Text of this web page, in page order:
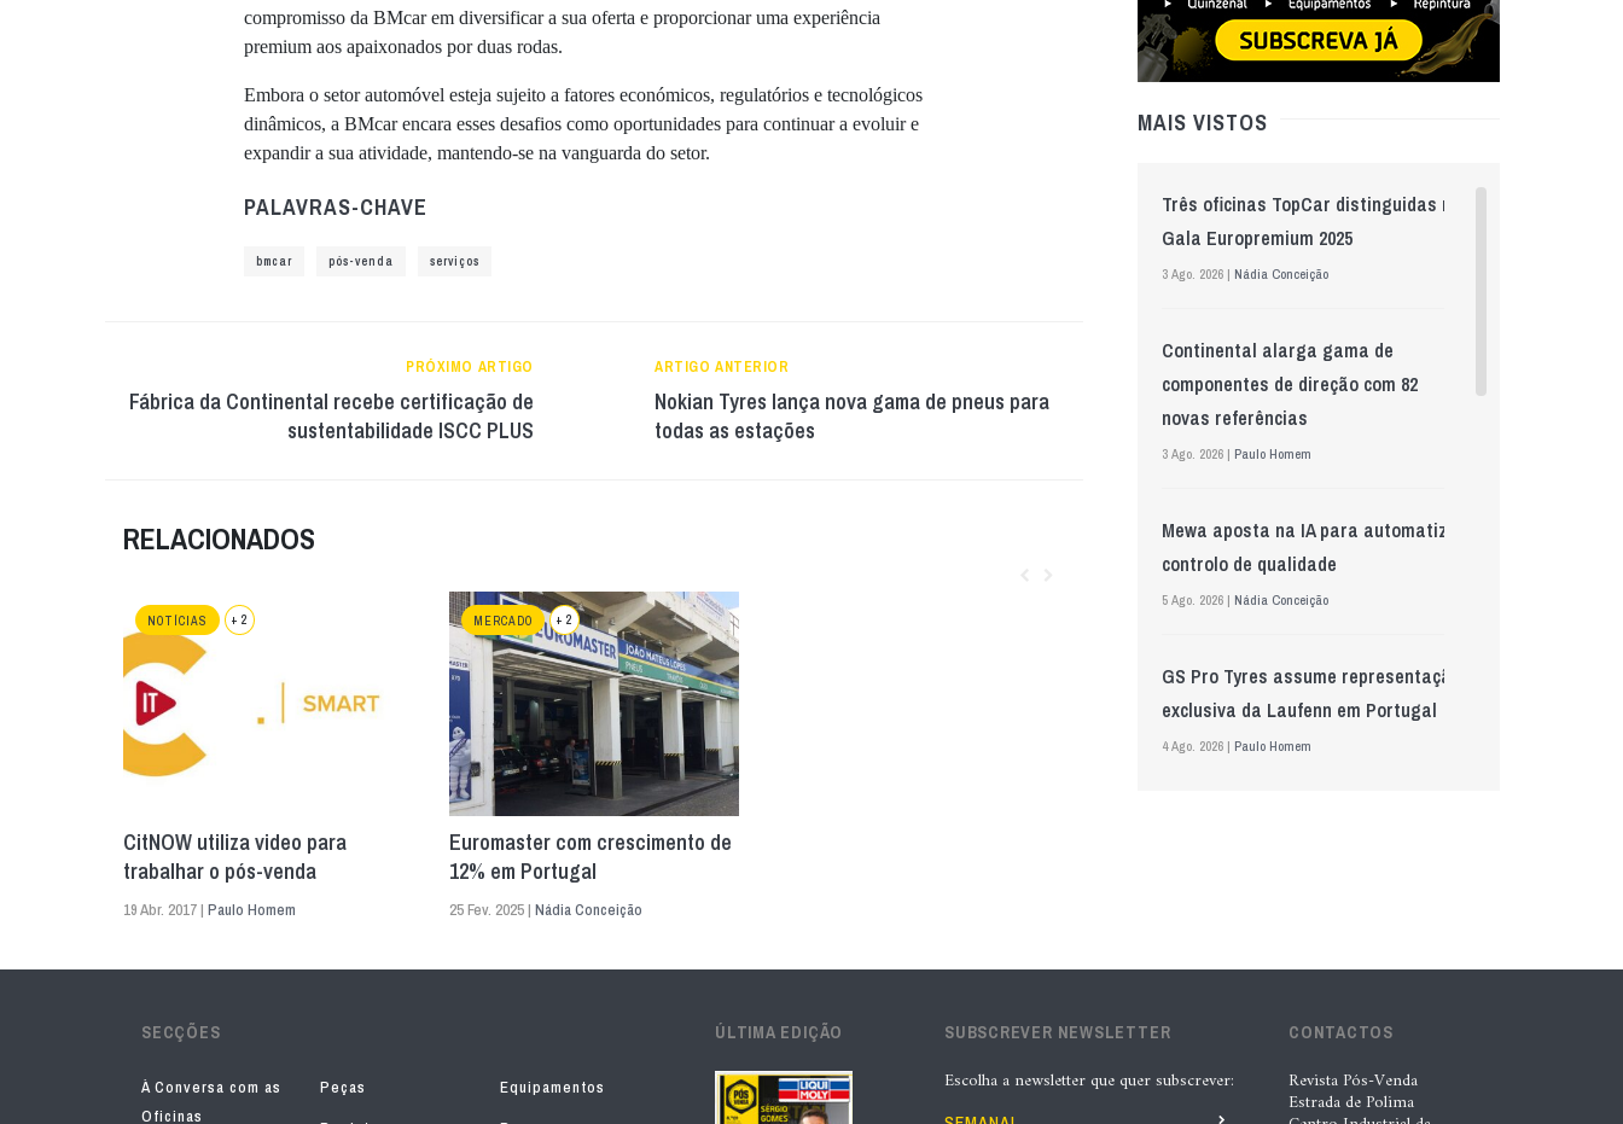
compromisso da BMcar em diversificar a sua oferta e proporcionar uma experiência
premium aos apaixonados por duas rodas.
Embora o setor automóvel esteja sujeito a fatores económicos, regulatórios e tecnológicos
dinâmicos, a BMcar encara esses desafios como oportunidades para continuar a evoluir e
expandir a sua atividade, mantendo-se na vanguarda do setor.
PALAVRAS-CHAVE
bmcar pós-venda serviços
PRÓXIMO ARTIGO
Fábrica da Continental recebe certificação de
sustentabilidade ISCC PLUS
ARTIGO ANTERIOR
Nokian Tyres lança nova gama de pneus para
todas as estações
RELACIONADOS
NOTÍCIAS + 2
CitNOW utiliza video para
trabalhar o pós-venda
19 Abr. 2017 | Paulo Homem
MERCADO + 2
Euromaster com crescimento de
12% em Portugal
25 Fev. 2025 | Nádia Conceição
MAIS VISTOS
Três oficinas TopCar distinguidas na
Gala Europremium 2025
3 Ago. 2026 | Nádia Conceição
Continental alarga gama de
componentes de direção com 82
novas referências
3 Ago. 2026 | Paulo Homem
Mewa aposta na IA para automatizar
controlo de qualidade
5 Ago. 2026 | Nádia Conceição
GS Pro Tyres assume representação
exclusiva da Laufenn em Portugal
4 Ago. 2026 | Paulo Homem
clientes a identificar oportunidades
de melhoria ao longo de todo o
processo de reparação””, Tiago
SECÇÕES
À Conversa com as
Oficinas
Peças
Equipamentos
ÚLTIMA EDIÇÃO SUBSCREVER NEWSLETTER
Escolha a newsletter que quer subscrever:
CONTACTOS
Revista Pós-Venda
Estrada de Polima